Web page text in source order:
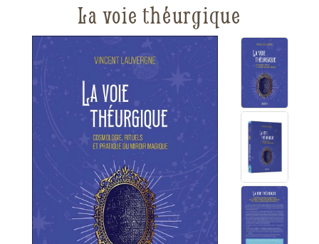
La voie théurgique